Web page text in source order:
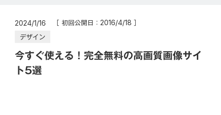
2024/1/16 ［ 初回公開日： 2016/4/18 ］
デザイン
今すぐ使える！完全無料の高画質画像サイ
ト5選